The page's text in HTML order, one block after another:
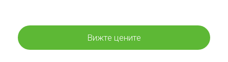
Вижте цените